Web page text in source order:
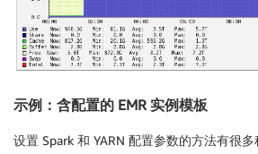
示例：含配置的 EMR 实例模板
设置 Spark 和 YARN 配置参数的方法有很